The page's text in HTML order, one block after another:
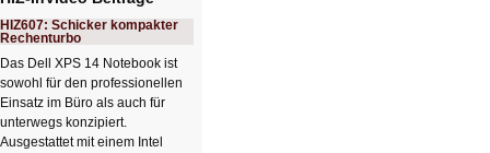
HIZ607: Schicker kompakter
Rechenturbo
Das Dell XPS 14 Notebook ist
sowohl für den professionellen
Einsatz im Büro als auch für
unterwegs konzipiert.
Ausgestattet mit einem Intel